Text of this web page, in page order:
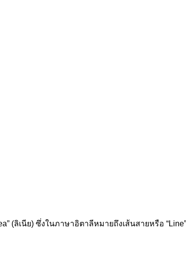
ลิเนีย) ซึ่งในภาษาอิตาลีหมายถึงเส้นสายหรือ